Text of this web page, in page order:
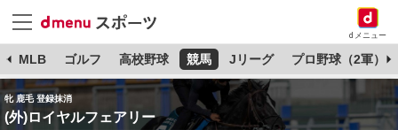
dメニュー
MLB ゴルフ 高校野球 競馬 Jリーグ プロ野球（2軍）
牝 鹿毛 登録抹消
(外)ロイヤルフェアリー